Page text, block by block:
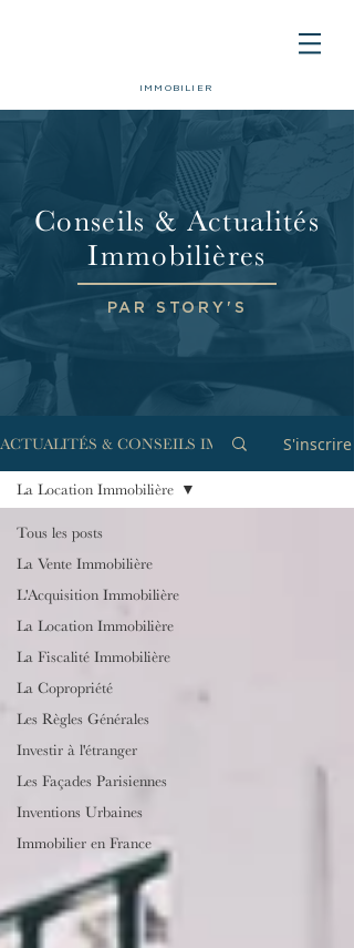
IMMOBILIER
Conseils & Actualités
Immobilières
PAR STORY'S
ACTUALITÉS & CONSEILS IMMOBILIERSS'inscrire
Tous les posts
La Vente Immobilière
L'Acquisition Immobilière
La Location Immobilière
La Fiscalité Immobilière
La Copropriété
Les Règles Générales
Investir à l'étranger
Les Façades Parisiennes
Inventions Urbaines
Immobilier en France
La Location Immobilière